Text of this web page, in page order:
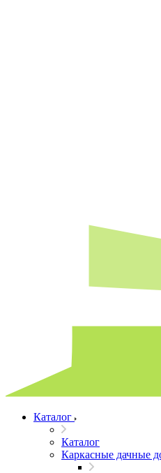
Каталог
Каталог
Каркасные дачные